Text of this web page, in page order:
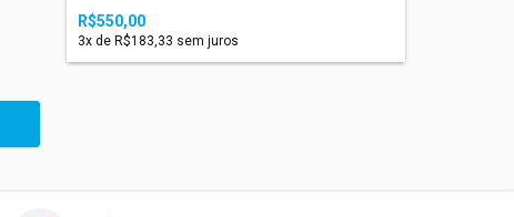
R$550,00
3x de R$183,33 sem juros